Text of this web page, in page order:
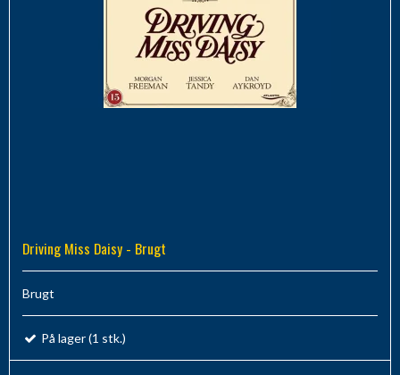
Driving Miss Daisy - Brugt
Brugt
På lager (1 stk.)